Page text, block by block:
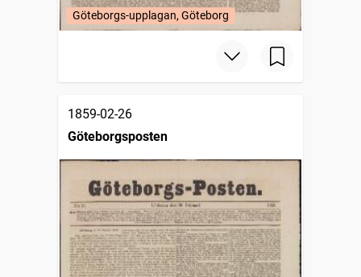
Göteborgs-upplagan, Göteborg
1859-02-26
Göteborgsposten